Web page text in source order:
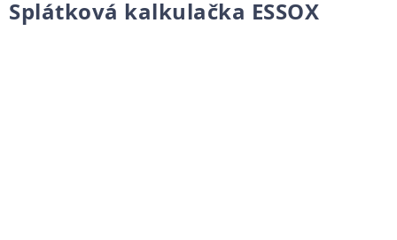
Splátková kalkulačka ESSOX